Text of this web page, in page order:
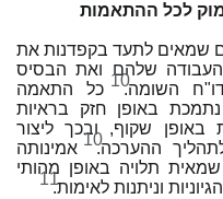
לכל ההתאמות
שמאים לתעד בקפדנות את
העבודה שלהם ואת הבסיס
השומה.10כל התאמה
באופן חזק בראיות
באופן שקוף, ובכך ליצור
ההערכה.10אמינותה
תלויה באופן מהותי
וניתנות לאימות.11